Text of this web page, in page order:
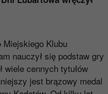
Miejskiego Klubu
nauczył się podstaw gry
wiele cennych tytułów
jest brązowy medal